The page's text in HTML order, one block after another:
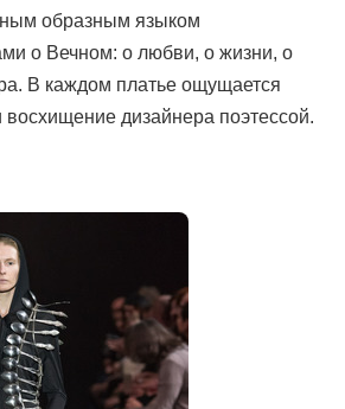
образным языком
о Вечном: о любви, о жизни, о
В каждом платье ощущается
дизайнера поэтессой.